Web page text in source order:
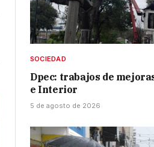
SOCIEDAD
Dpec: trabajos de
e Interior
5 de agosto de 2026